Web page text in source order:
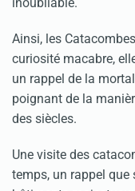
Ainsi, les
curiosité macabre,
un rappel de la
poignant de la
des siècles.
Une visite des
temps, un rappel que